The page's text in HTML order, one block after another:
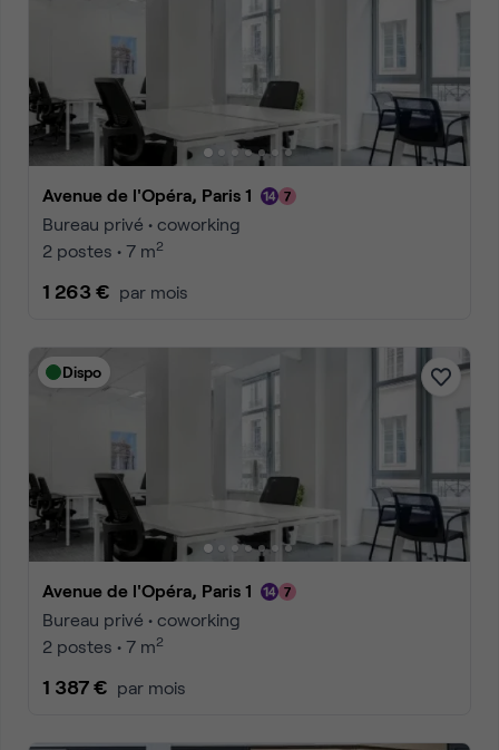
Avenue de l'Opéra, Paris 1
Bureau privé • coworking
2 postes • 7 m2
1 263 € par mois
Dispo
Avenue de l'Opéra, Paris 1
Bureau privé • coworking
2 postes • 7 m2
1 387 € par mois